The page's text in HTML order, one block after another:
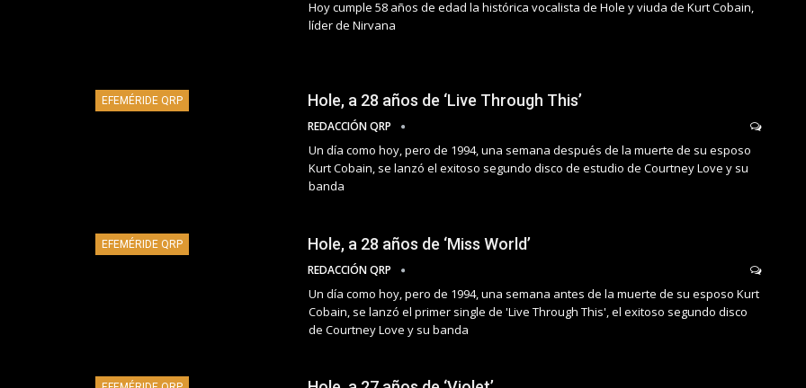
Hoy cumple 58 años de edad la histórica vocalista de Hole y viuda de Kurt Cobain,
líder de Nirvana
EFEMÉRIDE QRP Hole, a 28 años de ‘Live Through This’
REDACCIÓN QRP
Un día como hoy, pero de 1994, una semana después de la muerte de su esposo
Kurt Cobain, se lanzó el exitoso segundo disco de estudio de Courtney Love y su
banda
EFEMÉRIDE QRP Hole, a 28 años de ‘Miss World’
REDACCIÓN QRP
Un día como hoy, pero de 1994, una semana antes de la muerte de su esposo Kurt
Cobain, se lanzó el primer single de 'Live Through This', el exitoso segundo disco
de Courtney Love y su banda